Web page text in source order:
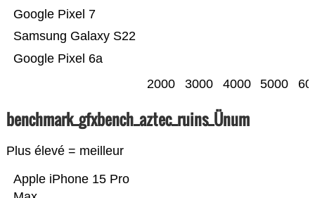
Google Pixel 6a
Samsung Galaxy S22
Google Pixel 7
2000 3000 4000 5000
benchmark_gfxbench_aztec_ruins_Ünum
Plus élevé = meilleur
Apple iPhone 15 Pro